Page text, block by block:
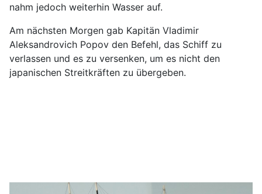
nahm jedoch weiterhin Wasser auf.
Am nächsten Morgen gab Kapitän Vladimir
Aleksandrovich Popov den Befehl, das Schiff zu
verlassen und es zu versenken, um es nicht den
japanischen Streitkräften zu übergeben.